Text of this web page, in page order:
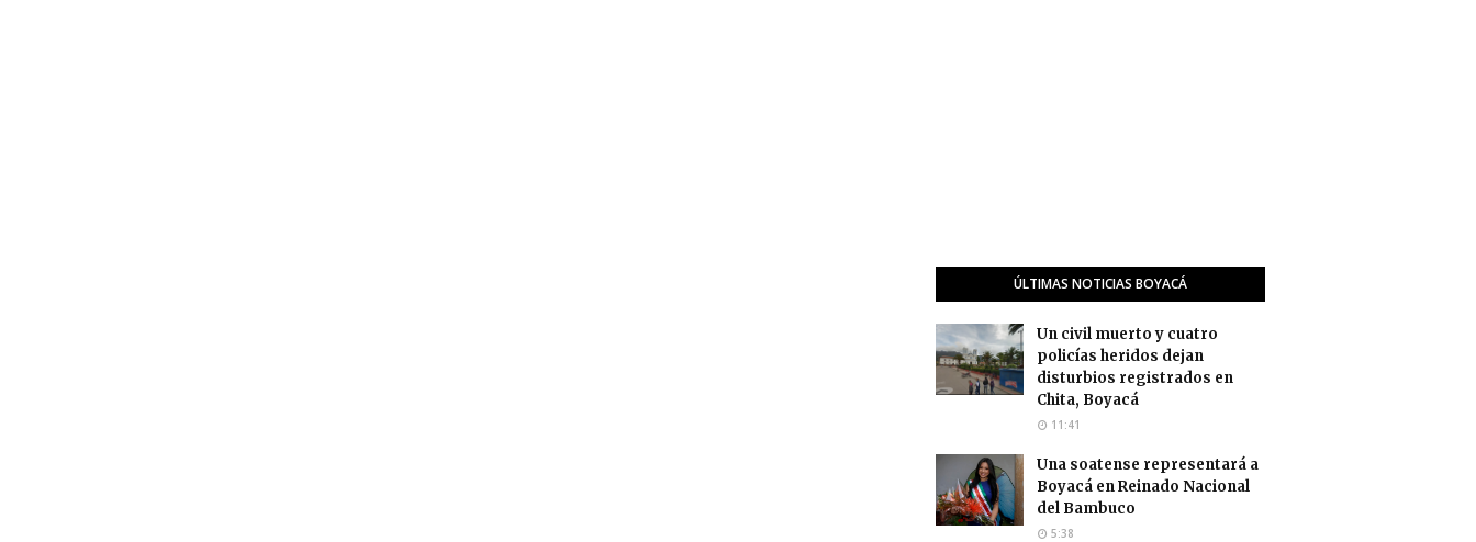
ÚLTIMAS NOTICIAS BOYACÁ
Un civil muerto y cuatro
policías heridos dejan
disturbios registrados en
Chita, Boyacá
11:41
Una soatense representará a
Boyacá en Reinado Nacional
del Bambuco
5:38